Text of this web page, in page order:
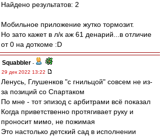
Найдено результатов: 2
Мобильное приложение жутко тормозит.
Но зато кажет в л/к аж 61 денарий...в отличие
от 0 на доткоме :D
Squabbler -
29 дек 2022 13:22
Ленусь, Глушенков "с гнильцой" совсем не из-
за позиций со Спартаком
По мне - тот эпизод с арбитрами всё показал
Когда приветственно протягивает руку и
проносит мимо, не пожимая
Это настолько детский сад в исполнении